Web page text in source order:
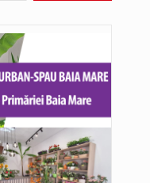
Temperaturile ridicate constituie factori agresivi asupra sănătăţii, extrem de nocivi, ce pot deregla echilibrul organismului. Prea multă căldură nu este…